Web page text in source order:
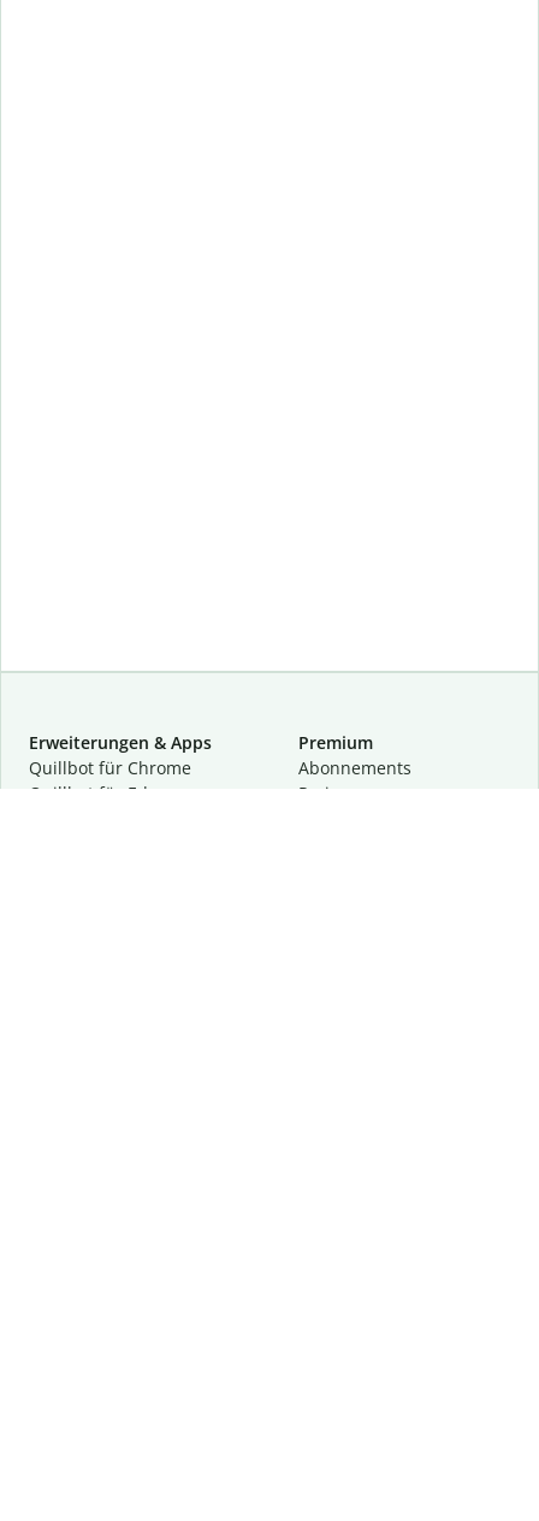
Erweiterungen & Apps
Quillbot für Chrome
Quillbot für Edge
Premium
Abon­ne­ments
Preise